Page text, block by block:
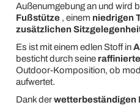
Außenumgebung an und wird
Fußstütze, einem niedrigen
zusätzlichen
Es ist mit einem edlen Stoff in
besticht durch seine
Outdoor-Komposition, ob
aufwertet.
Dank derwetterbeständigen